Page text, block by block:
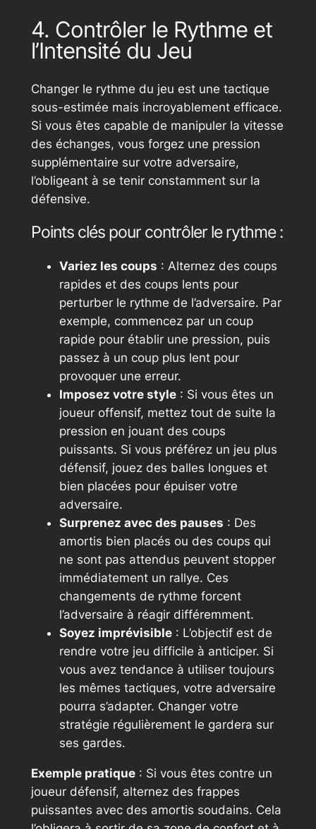
4. Contrôler le Rythme et
l’Intensité du Jeu
Changer le rythme du jeu est une tactique
sous-estimée mais incroyablement efficace.
Si vous êtes capable de manipuler la vitesse
des échanges, vous forgez une pression
supplémentaire sur votre adversaire,
l’obligeant à se tenir constamment sur la
défensive.
Points clés pour contrôler le rythme :
Variez les coups : Alternez des coups
rapides et des coups lents pour
perturber le rythme de l’adversaire. Par
exemple, commencez par un coup
rapide pour établir une pression, puis
passez à un coup plus lent pour
provoquer une erreur.
Imposez votre style: Si vous êtes un
joueur offensif, mettez tout de suite la
pression en jouant des coups
puissants. Si vous préférez un jeu plus
défensif, jouez des balles longues et
bien placées pour épuiser votre
adversaire.
Surprenez avec des pauses : Des
amortis bien placés ou des coups qui
ne sont pas attendus peuvent stopper
immédiatement un rallye. Ces
changements de rythme forcent
l’adversaire à réagir différemment.
Soyez imprévisible: L’objectif est de
rendre votre jeu difficile à anticiper. Si
vous avez tendance à utiliser toujours
les mêmes tactiques, votre adversaire
pourra s’adapter. Changer votre
stratégie régulièrement le gardera sur
ses gardes.
Exemple pratique: Si vous êtes contre un
joueur défensif, alternez des frappes
puissantes avec des amortis soudains. Cela